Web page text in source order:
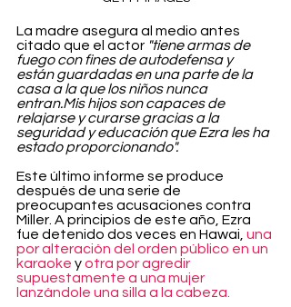
La madre asegura al medio antes
citado que el actor "tiene armas de
fuego con fines de autodefensa y
están guardadas en una parte de la
casa a la que los niños nunca
entran.Mis hijos son capaces de
relajarse y curarse gracias a la
seguridad y educación que Ezra les ha
estado proporcionando".
Este último informe se produce
después de una serie de
preocupantes acusaciones contra
Miller. A principios de este año, Ezra
fue detenido dos veces en Hawai, una
por alteración del orden público en un
karaoke y otra por agredir
supuestamente a una mujer
lanzándole una silla a la cabeza.